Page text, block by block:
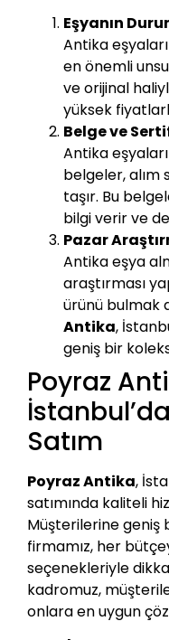
Eşyanın
Antika
en önemli
ve orijinal
yüksek
Belge ve
Antika
belgeler, alım
taşır. Bu
bilgi verir ve
Pazar
Antika eşya
araştırması
ürünü bulmak
Antika,
geniş bir
Poyraz
Satım
Poyraz Antika,
satımında kaliteli
Müşterilerine geniş
firmamız, her
seçenekleriyle
kadromuz,
onlara en uygun